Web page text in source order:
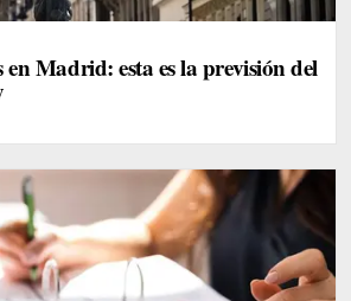
Madrid: esta es la previsión del